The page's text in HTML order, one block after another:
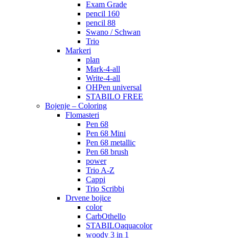
Exam Grade
pencil 160
pencil 88
Swano / Schwan
Trio
Markeri
plan
Mark-4-all
Write-4-all
OHPen universal
STABILO FREE
Bojenje – Coloring
Flomasteri
Pen 68
Pen 68 Mini
Pen 68 metallic
Pen 68 brush
power
Trio A-Z
Cappi
Trio Scribbi
Drvene bojice
color
CarbOthello
STABILOaquacolor
woody 3 in 1